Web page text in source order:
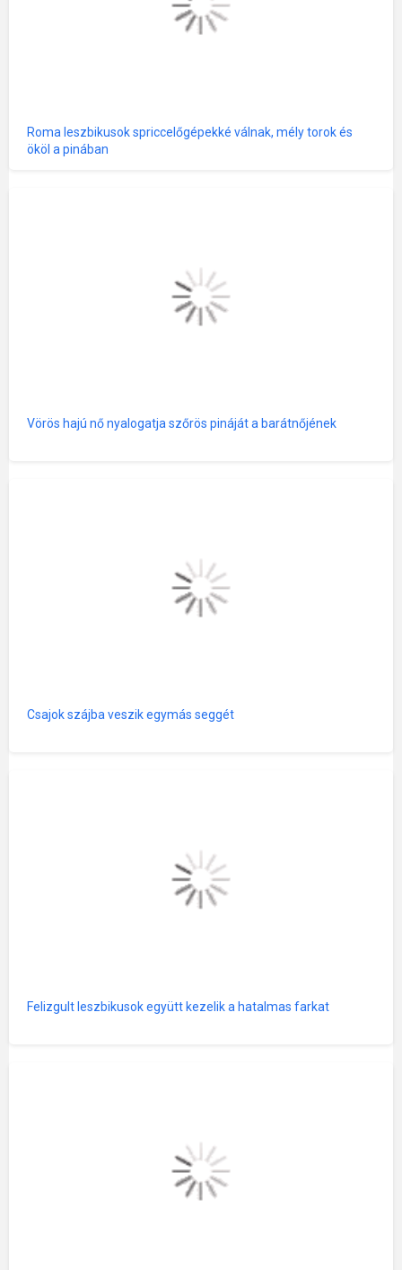
Roma leszbikusok spriccelőgépekké válnak, mély torok és
ököl a pinában
Vörös hajú nő nyalogatja szőrös pináját a barátnőjének
Csajok szájba veszik egymás seggét
Felizgult leszbikusok együtt kezelik a hatalmas farkat